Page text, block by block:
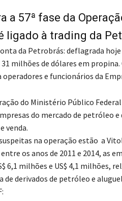
a 57ª fase da
ligado à trading da
da Petrobrás: deflagrada
milhões de dólares em
e funcionários da
do Ministério Público
do mercado de petróleo
venda.
na operação estão a
os anos de 2011 e 2014, as
6,1 milhões e US$ 4,1 milhões,
de derivados de petróleo e